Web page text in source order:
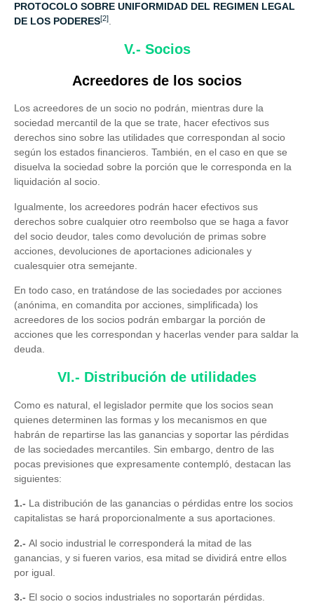
PROTOCOLO SOBRE UNIFORMIDAD DEL REGIMEN LEGAL
DE LOS PODERES[2]
V.- Socios
Acreedores de los socios
Los acreedores de un socio no podrán, mientras dure la
sociedad mercantil de la que se trate, hacer efectivos sus
derechos sino sobre las utilidades que correspondan al socio
según los estados financieros. También, en el caso en que se
disuelva la sociedad sobre la porción que le corresponda en la
liquidación al socio.
Igualmente, los acreedores podrán hacer efectivos sus
derechos sobre cualquier otro reembolso que se haga a favor
del socio deudor, tales como devolución de primas sobre
acciones, devoluciones de aportaciones adicionales y
cualesquier otra semejante.
En todo caso, en tratándose de las sociedades por acciones
(anónima, en comandita por acciones, simplificada) los
acreedores de los socios podrán embargar la porción de
acciones que les correspondan y hacerlas vender para saldar la
deuda.
VI.- Distribución de utilidades
Como es natural, el legislador permite que los socios sean
quienes determinen las formas y los mecanismos en que
habrán de repartirse las las ganancias y soportar las pérdidas
de las sociedades mercantiles. Sin embargo, dentro de las
pocas previsiones que expresamente contempló, destacan las
siguientes:
1.- La distribución de las ganancias o pérdidas entre los socios
capitalistas se hará proporcionalmente a sus aportaciones.
2.- Al socio industrial le corresponderá la mitad de las
ganancias, y si fueren varios, esa mitad se dividirá entre ellos
por igual.
3.- El socio o socios industriales no soportarán pérdidas.